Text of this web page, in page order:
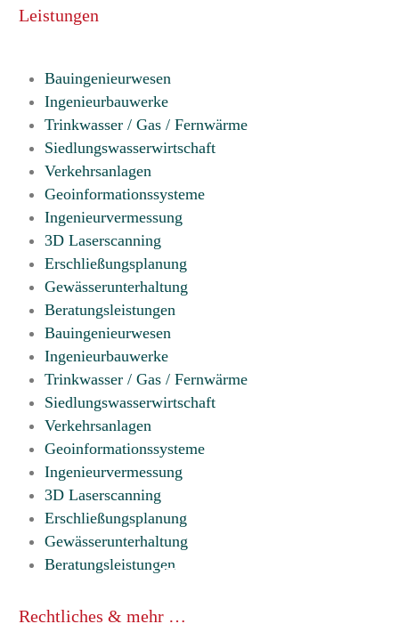
Leistungen
Bauingenieurwesen
Ingenieurbauwerke
Trinkwasser / Gas / Fernwärme
Siedlungswasserwirtschaft
Verkehrsanlagen
Geoinformationssysteme
Ingenieurvermessung
3D Laserscanning
Erschließungsplanung
Gewässerunterhaltung
Beratungsleistungen
Bauingenieurwesen
Ingenieurbauwerke
Trinkwasser / Gas / Fernwärme
Siedlungswasserwirtschaft
Verkehrsanlagen
Geoinformationssysteme
Ingenieurvermessung
3D Laserscanning
Erschließungsplanung
Gewässerunterhaltung
Beratungsleistungen
Rechtliches & mehr …